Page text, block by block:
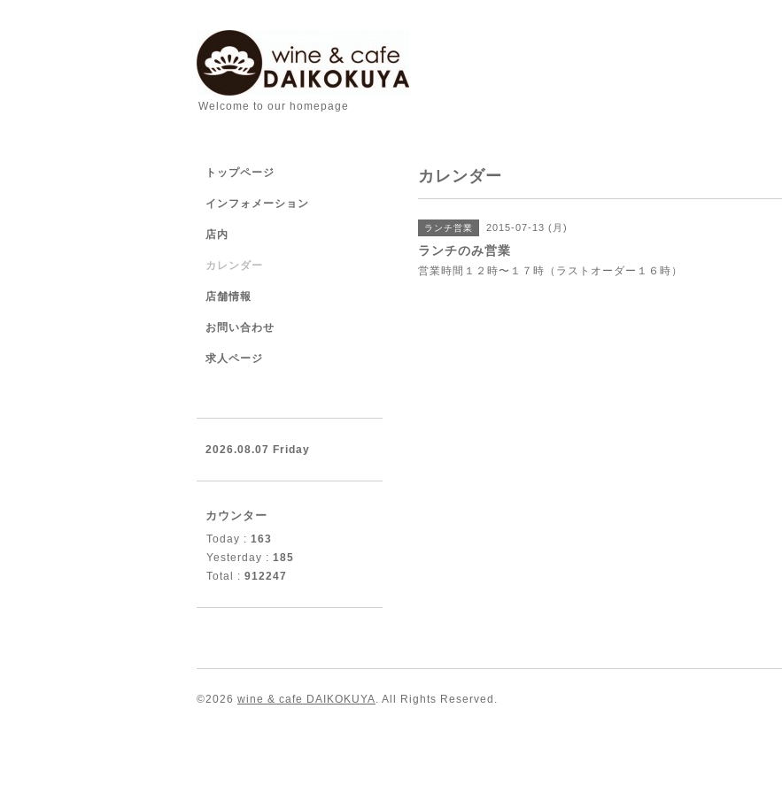
Welcome to our homepage
カレンダー
ランチ営業 2015-07-13 (月)
ランチのみ営業
営業時間１２時〜１７時（ラストオーダー１６時）
トップページ
インフォメーション
店内
カレンダー
店舗情報
お問い合わせ
求人ページ
2026.08.07 Friday
カウンター
Today : 163
Yesterday : 185
Total : 912247
©2026 wine & cafe DAIKOKUYA. All Rights Reserved.